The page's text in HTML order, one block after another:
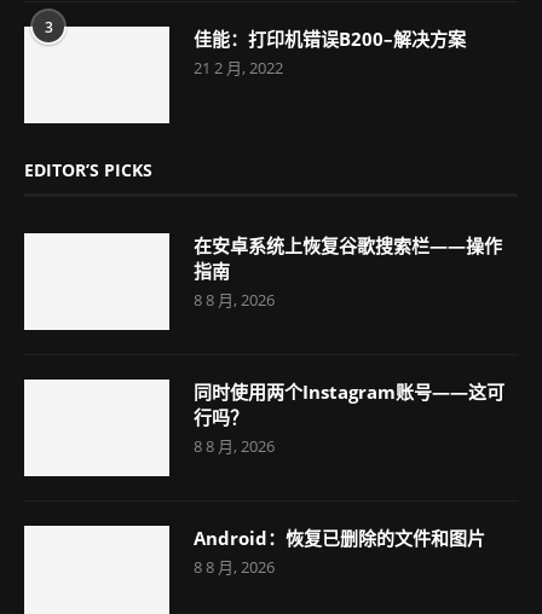
3 佳能：打印机错误B200–解决方案
21 2 月, 2022
EDITOR’S PICKS
在安卓系统上恢复谷歌搜索栏——操作
指南
8 8 月, 2026
同时使用两个Instagram账号——这可
行吗？
8 8 月, 2026
Android：恢复已删除的文件和图片
8 8 月, 2026